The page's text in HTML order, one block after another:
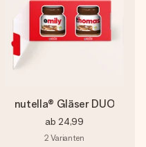
nutella® Gläser DUO
ab 24,99
2 Varianten